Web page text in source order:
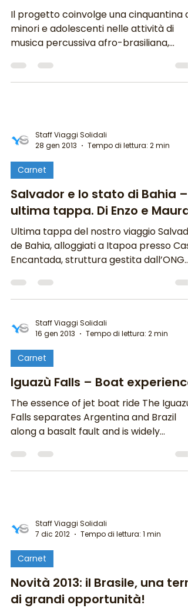
Il progetto coinvolge una cinquantina di
minori e adolescenti nelle attività di
musica percussiva afro-brasiliana,
Staff Viaggi Solidali
28 gen 2013
Tempo di lettura: 2 min
Carnet
Salvador e lo stato di Bahia –
ultima tappa. Di Enzo e Maura
Ultima tappa del nostro viaggio
de Bahia, alloggiati a Itapoa presso
Encantada, struttura gestita dall’ONG
Staff Viaggi Solidali
16 gen 2013
Tempo di lettura: 2 min
Carnet
Iguazù Falls – Boat experience
The essence of jet boat ride The Iguazu
Falls separates Argentina and Brazil
along a basalt fault and is widely
Staff Viaggi Solidali
7 dic 2012
Tempo di lettura: 1 min
Carnet
Novità 2013: il Brasile, una
di grandi opportunità!